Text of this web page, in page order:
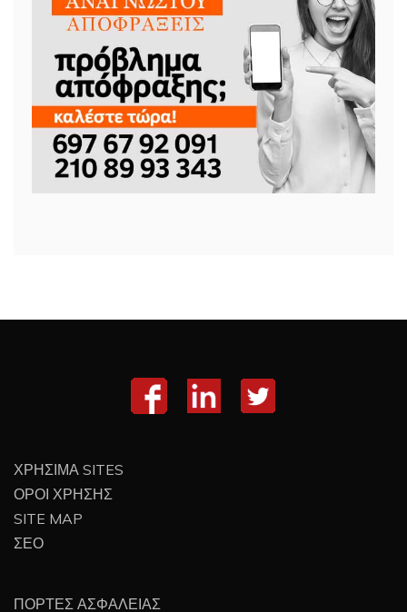
ΧΡΗΣΙΜΑ SITES
ΟΡΟΙ ΧΡΗΣΗΣ
SITE MAP
ΣΕΟ
ΠΟΡΤΕΣ ΑΣΦΑΛΕΙΑΣ